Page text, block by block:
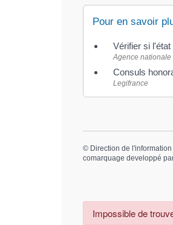
Pour en savoir
Vérifier si
Agence nationale
Consuls
Legifrance
© Direction de
comarquage developpé
Impossible de